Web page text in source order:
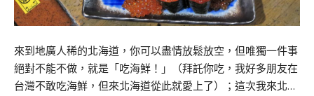
來到地廣人稀的北海道，你可以盡情放鬆放空，但唯獨一件事
絕對不能不做，就是「吃海鮮！」（拜託你吃，我好多朋友在
台灣不敢吃海鮮，但來北海道從此就愛上了）；這次我來北…